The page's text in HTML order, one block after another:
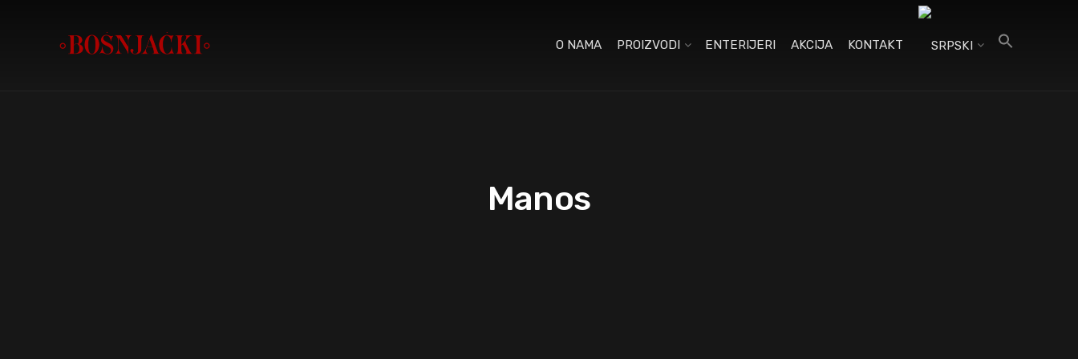
O NAMA PROIZVODI ENTERIJERI AKCIJA KONTAKT
Manos